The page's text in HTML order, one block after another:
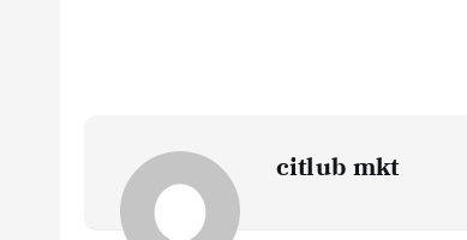
citlub mkt